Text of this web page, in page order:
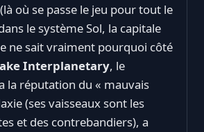
où se passe le jeu pour tout le
le système Sol, la capitale
ne sait vraiment pourquoi côté
Interplanetary, le
la réputation du « mauvais
(ses vaisseaux sont les
et des contrebandiers), a